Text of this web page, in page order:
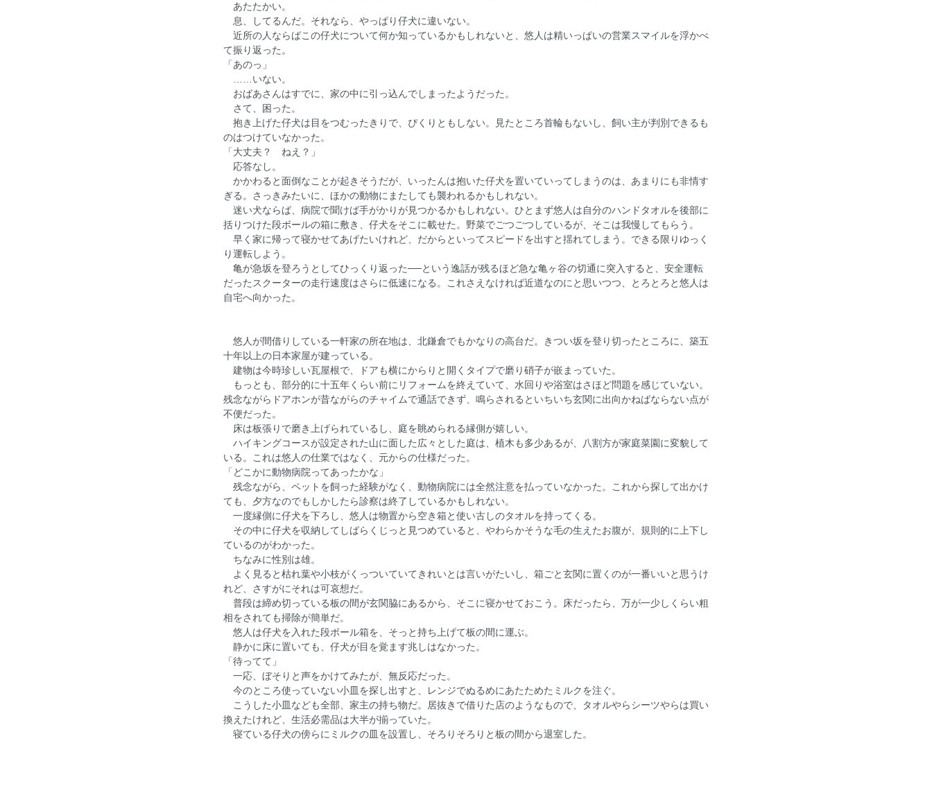
あたたかい。
息、してるんだ。それなら、やっぱり仔犬に違いない。
近所の人ならばこの仔犬について何か知っているかもしれないと、悠人は精いっぱいの営業スマイルを浮かべ
て振り返った。
「あのっ」
……いない。
おばあさんはすでに、家の中に引っ込んでしまったようだった。
さて、困った。
抱き上げた仔犬は目をつむったきりで、ぴくりともしない。見たところ首輪もないし、飼い主が判別できるも
のはつけていなかった。
「大丈夫？ ねえ？」
応答なし。
かかわると面倒なことが起きそうだが、いったんは抱いた仔犬を置いていってしまうのは、あまりにも非情す
ぎる。さっきみたいに、ほかの動物にまたしても襲われるかもしれない。
迷い犬ならば、病院で聞けば手がかりが見つかるかもしれない。ひとまず悠人は自分のハンドタオルを後部に
括りつけた段ボールの箱に敷き、仔犬をそこに載せた。野菜でごつごつしているが、そこは我慢してもらう。
早く家に帰って寝かせてあげたいけれど、だからといってスピードを出すと揺れてしまう。できる限りゆっく
り運転しよう。
亀が急坂を登ろうとしてひっくり返った──という逸話が残るほど急な亀ヶ谷の切通に突入すると、安全運転
だったスクーターの走行速度はさらに低速になる。これさえなければ近道なのにと思いつつ、とろとろと悠人は
自宅へ向かった。
悠人が間借りしている一軒家の所在地は、北鎌倉でもかなりの高台だ。きつい坂を登り切ったところに、築五
十年以上の日本家屋が建っている。
建物は今時珍しい瓦屋根で、ドアも横にからりと開くタイプで磨り硝子が嵌まっていた。
もっとも、部分的に十五年くらい前にリフォームを終えていて、水回りや浴室はさほど問題を感じていない。
残念ながらドアホンが昔ながらのチャイムで通話できず、鳴らされるといちいち玄関に出向かねばならない点が
不便だった。
床は板張りで磨き上げられているし、庭を眺められる縁側が嬉しい。
ハイキングコースが設定された山に面した広々とした庭は、植木も多少あるが、八割方が家庭菜園に変貌して
いる。これは悠人の仕業ではなく、元からの仕様だった。
「どこかに動物病院ってあったかな」
残念ながら、ペットを飼った経験がなく、動物病院には全然注意を払っていなかった。これから探して出かけ
ても、夕方なのでもしかしたら診察は終了しているかもしれない。
一度縁側に仔犬を下ろし、悠人は物置から空き箱と使い古しのタオルを持ってくる。
その中に仔犬を収納してしばらくじっと見つめていると、やわらかそうな毛の生えたお腹が、規則的に上下し
ているのがわかった。
ちなみに性別は雄。
よく見ると枯れ葉や小枝がくっついていてきれいとは言いがたいし、箱ごと玄関に置くのが一番いいと思うけ
れど、さすがにそれは可哀想だ。
普段は締め切っている板の間が玄関脇にあるから、そこに寝かせておこう。床だったら、万が一少しくらい粗
相をされても掃除が簡単だ。
悠人は仔犬を入れた段ボール箱を、そっと持ち上げて板の間に運ぶ。
静かに床に置いても、仔犬が目を覚ます兆しはなかった。
「待ってて」
一応、ぼそりと声をかけてみたが、無反応だった。
今のところ使っていない小皿を探し出すと、レンジでぬるめにあたためたミルクを注ぐ。
こうした小皿なども全部、家主の持ち物だ。居抜きで借りた店のようなもので、タオルやらシーツやらは買い
換えたけれど、生活必需品は大半が揃っていた。
寝ている仔犬の傍らにミルクの皿を設置し、そろりそろりと板の間から退室した。